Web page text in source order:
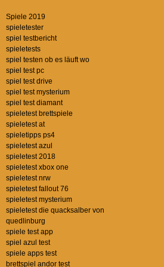
Spiele 2019
spieletester
spiel testbericht
spieletests
spiel testen ob es läuft wo
spiel test pc
spiel test drive
spiel test mysterium
spiel test diamant
spieletest brettspiele
spieletest at
spieletipps ps4
spieletest azul
spieletest 2018
spieletest xbox one
spieletest nrw
spieletest fallout 76
spieletest mysterium
spieletest die quacksalber von
quedlinburg
spiele test app
spiel azul test
spiele apps test
brettspiel andor test